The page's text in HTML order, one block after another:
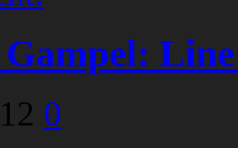
0